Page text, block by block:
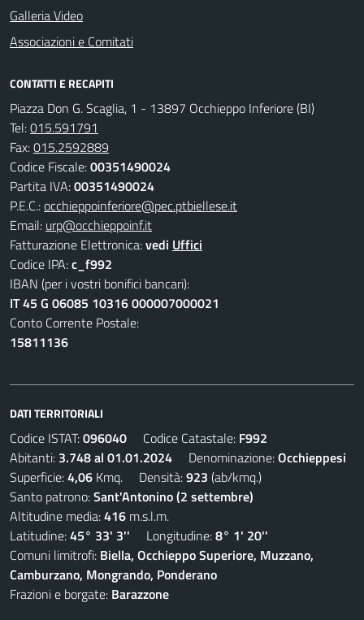
Galleria Video
Associazioni e Comitati
CONTATTI E RECAPITI
Piazza Don G. Scaglia, 1 - 13897 Occhieppo Inferiore (BI)
Tel:015.591791
Fax:015.2592889
Codice Fiscale:00351490024
Partita IVA:00351490024
P.E.C.:occhieppoinferiore@pec.ptbiellese.it
Email: urp@occhieppoinf.it
Fatturazione Elettronica:vedi Uffici
Codice IPA:c_f992
IBAN (per i vostri bonifici bancari):
IT 45 G 06085 10316 000007000021
Conto Corrente Postale:
15811136
DATI TERRITORIALI
Codice ISTAT:096040 Codice Catastale: F992
Abitanti: 3.748 al 01.01.2024 Denominazione:Occhieppesi
Superficie:4,06 Kmq. Densità:923 (ab/kmq.)
Santo patrono:Sant'Antonino (2 settembre)
Altitudine media:416 m.s.l.m.
Latitudine:45° 33' 3'' Longitudine:8° 1' 20''
Comuni limitrofi: Biella, Occhieppo Superiore, Muzzano,
Camburzano, Mongrando, Ponderano
Frazioni e borgate: Barazzone